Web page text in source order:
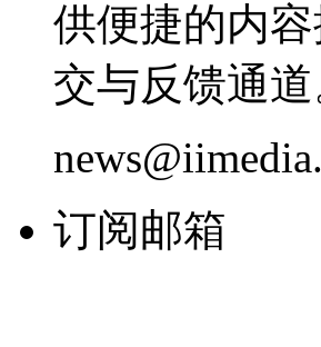
供便捷的内容
交与反馈通道
订阅邮箱